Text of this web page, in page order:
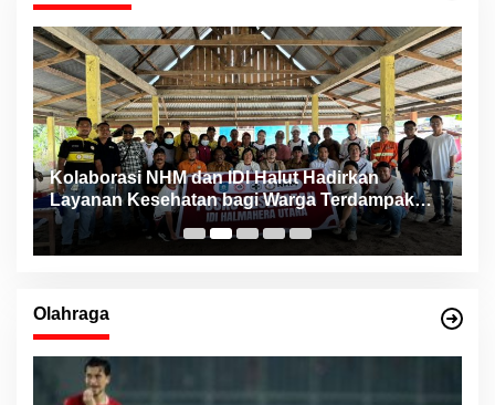
Kolaborasi NHM dan IDI Halut Hadirkan
Layanan Kesehatan bagi Warga Terdampak
Bencana Kao Barat
Olahraga